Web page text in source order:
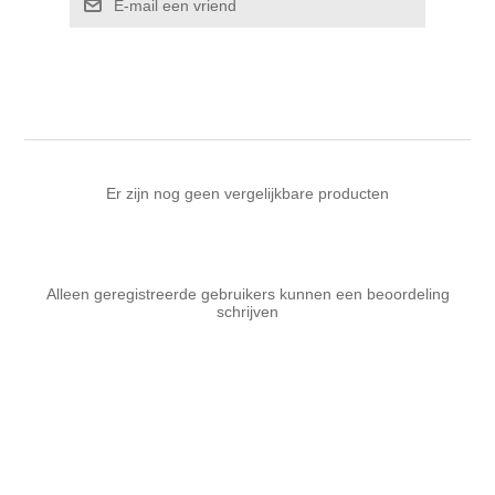
E-mail een vriend
Er zijn nog geen vergelijkbare producten
Alleen geregistreerde gebruikers kunnen een beoordeling
schrijven